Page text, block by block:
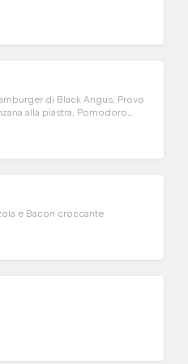
di Black Angus, Provo
alla piastra, Pomodoro
e Bacon croccante